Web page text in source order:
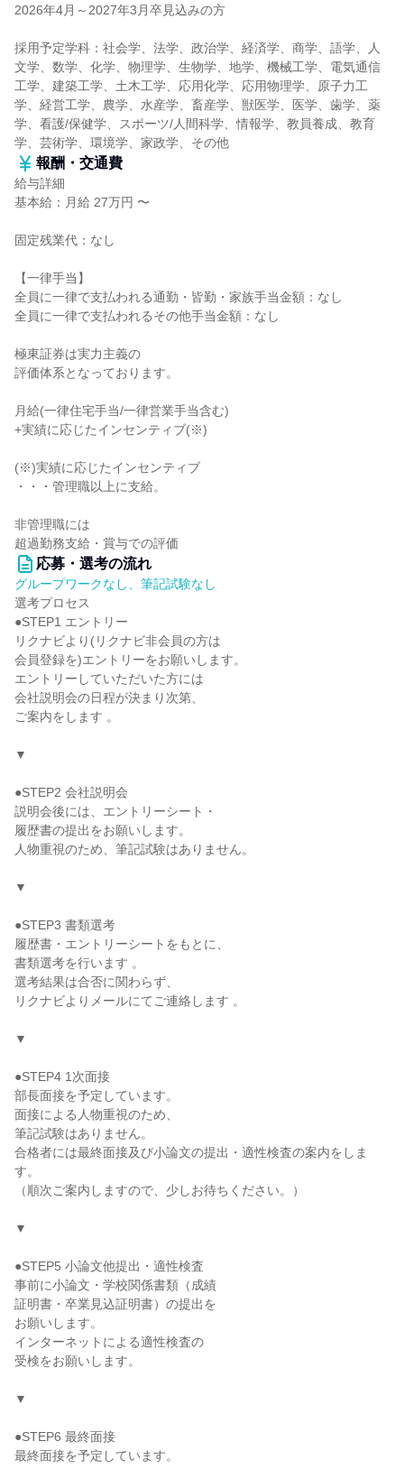
2026年4月～2027年3月卒見込みの方
採用予定学科：社会学、法学、政治学、経済学、商学、語学、人
文学、数学、化学、物理学、生物学、地学、機械工学、電気通信
工学、建築工学、土木工学、応用化学、応用物理学、原子力工
学、経営工学、農学、水産学、畜産学、獣医学、医学、歯学、薬
学、看護/保健学、スポーツ/人間科学、情報学、教員養成、教育
学、芸術学、環境学、家政学、その他
報酬・交通費
給与詳細
基本給：月給 27万円 〜
固定残業代：なし
【一律手当】
全員に一律で支払われる通勤・皆勤・家族手当金額：なし
全員に一律で支払われるその他手当金額：なし
極東証券は実力主義の
評価体系となっております。
月給(一律住宅手当/一律営業手当含む)
+実績に応じたインセンティブ(※)
(※)実績に応じたインセンティブ
・・・管理職以上に支給。
非管理職には
超過勤務支給・賞与での評価
応募・選考の流れ
グループワークなし、筆記試験なし
選考プロセス
●STEP1 エントリー
リクナビより(リクナビ非会員の方は
会員登録を)エントリーをお願いします。
エントリーしていただいた方には
会社説明会の日程が決まり次第、
ご案内をします 。
▼
●STEP2 会社説明会
説明会後には、エントリーシート・
履歴書の提出をお願いします。
人物重視のため、筆記試験はありません。
▼
●STEP3 書類選考
履歴書・エントリーシートをもとに、
書類選考を行います 。
選考結果は合否に関わらず、
リクナビよりメールにてご連絡します 。
▼
●STEP4 1次面接
部長面接を予定しています。
面接による人物重視のため、
筆記試験はありません。
合格者には最終面接及び小論文の提出・適性検査の案内をしま
す。
（順次ご案内しますので、少しお待ちください。）
▼
●STEP5 小論文他提出・適性検査
事前に小論文・学校関係書類（成績
証明書・卒業見込証明書）の提出を
お願いします。
インターネットによる適性検査の
受検をお願いします。
▼
●STEP6 最終面接
最終面接を予定しています。